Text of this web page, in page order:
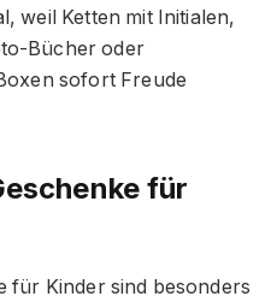
weil Ketten mit Initialen,
Bücher oder
sofort Freude
für
für Kinder sind besonders